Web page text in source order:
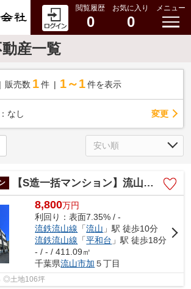
閲覧履歴
0
お気に入り
0
メニュー
産一覧
販売数 1 件 1～1 件を表示
なし 変更
【S造一括マンション】流山市加5丁目
8,800万円
利回り：表面7.35% / -
流鉄流山線 「流山 」駅 徒歩10分
流鉄流山線 「平和台 」駅 徒歩18分
- / - / 411.09㎡
千葉県流山市加 ５丁目
◎土地106坪